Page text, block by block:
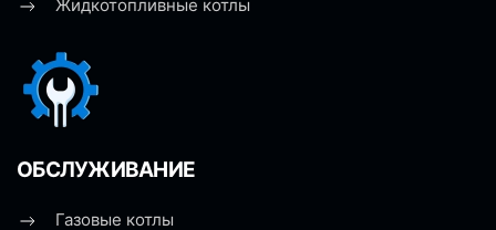
Жидкотопливные котлы
ОБСЛУЖИВАНИЕ
Газовые котлы